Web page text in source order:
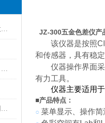
谈谈通用色差计在使用过程中的注意事项！
通用色差计在颜色检测、色差管控、数据量传对色差的控制
上海源琦浅谈通用色差计正确的使用方法
JZ-300五金色差仪产
该仪器是按照
和传感器，具有稳
仪器操作界面
有力工具。
仪器主要适用
■产品特点：
○ 菜单显示、操作简